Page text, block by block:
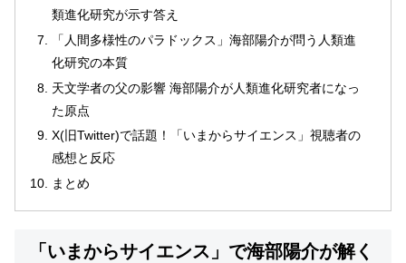
類進化研究が示す答え
「人間多様性のパラドックス」海部陽介が問う人類進
化研究の本質
天文学者の父の影響 海部陽介が人類進化研究者になっ
た原点
X(旧Twitter)で話題！「いまからサイエンス」視聴者の
感想と反応
まとめ
「いまからサイエンス」で海部陽介が解く